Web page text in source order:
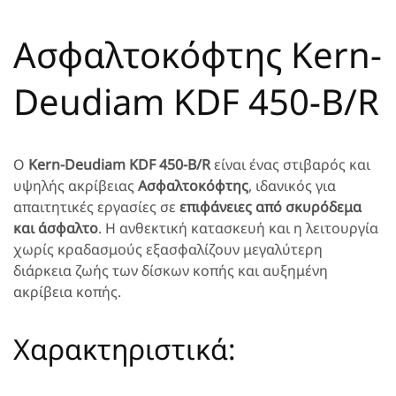
Ασφαλτοκόφτης Kern-
Deudiam KDF 450-B/R
Ο Kern-Deudiam KDF 450-B/Rείναι ένας στιβαρός και
υψηλής ακρίβειας Ασφαλτοκόφτης, ιδανικός για
απαιτητικές εργασίες σε επιφάνειες από σκυρόδεμα
και άσφαλτο. Η ανθεκτική κατασκευή και η λειτουργία
χωρίς κραδασμούς εξασφαλίζουν μεγαλύτερη
διάρκεια ζωής των δίσκων κοπής και αυξημένη
ακρίβεια κοπής.
Χαρακτηριστικά: